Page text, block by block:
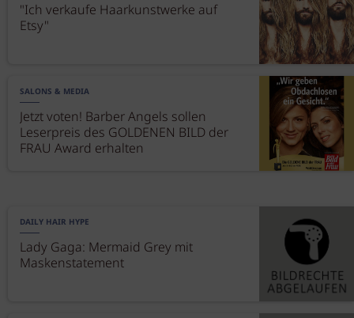
"Ich verkaufe Haarkunstwerke auf
Etsy"
SALONS & MEDIA
Jetzt voten! Barber Angels sollen
Leserpreis des GOLDENEN BILD der
FRAU Award erhalten
DAILY HAIR HYPE
Lady Gaga: Mermaid Grey mit
Maskenstatement